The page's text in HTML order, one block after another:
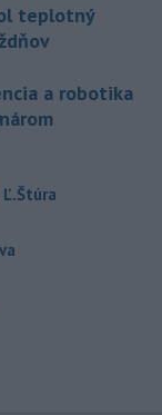
teplotný
a robotika
Ľ.Štúra